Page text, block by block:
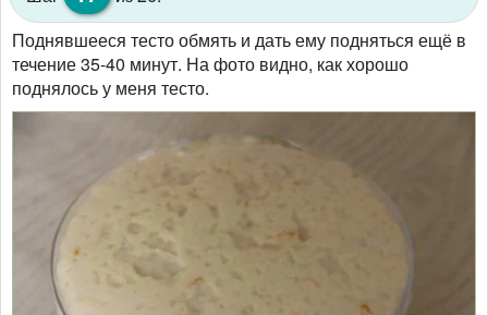
Поднявшееся тесто обмять и дать ему подняться ещё в
течение 35-40 минут. На фото видно, как хорошо
поднялось у меня тесто.